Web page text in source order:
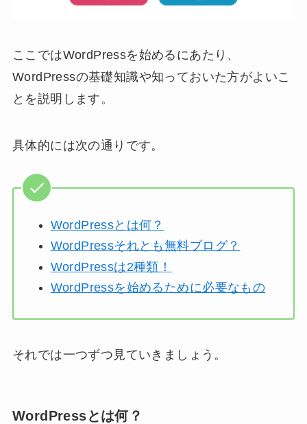
ここではWordPressを始めるにあたり、
WordPressの基礎知識や知っておいた方がよいこ
とを説明します。
具体的には次の通りです。
WordPressとは何？
WordPressそれとも無料ブログ？
WordPressは2種類！
WordPressを始めるために必要なもの
それでは一つずつ見ていきましょう。
WordPressとは何？